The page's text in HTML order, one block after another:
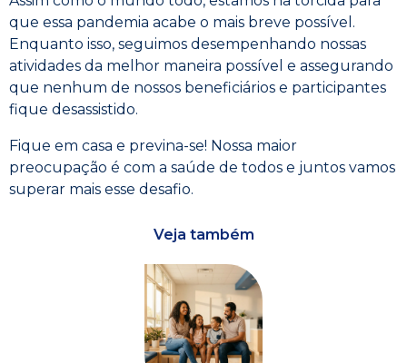
que essa pandemia acabe o mais breve possível.
Enquanto isso, seguimos desempenhando nossas
atividades da melhor maneira possível e assegurando
que nenhum de nossos beneficiários e participantes
fique desassistido.
Fique em casa e previna-se! Nossa maior
preocupação é com a saúde de todos e juntos vamos
superar mais esse desafio.
Veja também